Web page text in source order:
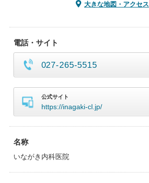
大きな地図・アクセス
電話・サイト
027-265-5515
公式サイト
https://inagaki-cl.jp/
名称
いながき内科医院